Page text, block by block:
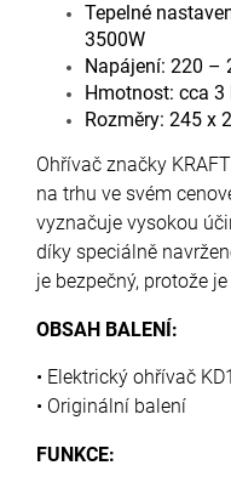
Tepelné
3500W
Napájení: 220 –
Hmotnost: cca 3
Rozměry: 245 x
Ohřívač značky
na trhu ve svém
vyznačuje vysokou
díky speciálně
je bezpečný, protože
OBSAH BALENÍ:
• Elektrický ohřívač
• Originální balení
FUNKCE: